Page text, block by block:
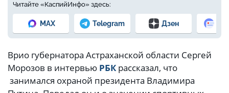
Читайте «КаспийИнфо» здесь:
MAX Telegram Дзен
Врио губернатора Астраханской области Сергей
Морозов в интервью РБКрассказал, что
занимался охраной президента Владимира